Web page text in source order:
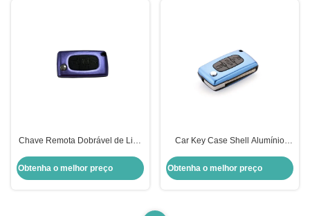
Chave Remota Dobrável de Liga
Substituição Roxa
Obtenha o melhor preço
Car Key Case Shell Alumínio
Peugeot Azul Peugeot Key Shell
Obtenha o melhor preço